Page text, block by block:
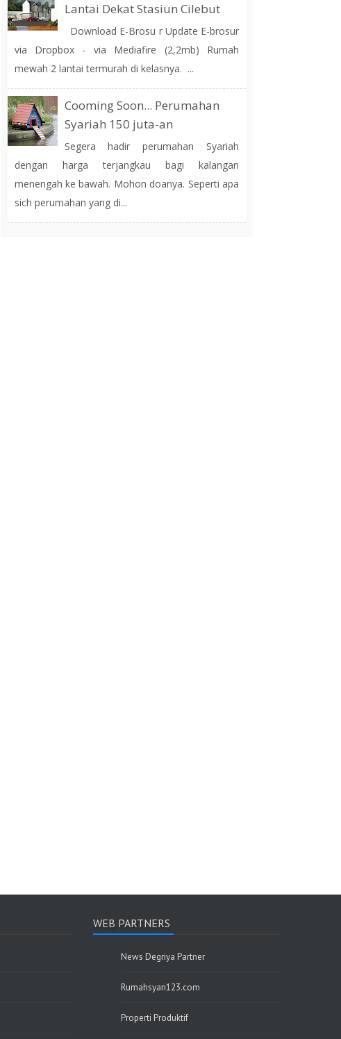
Lantai Dekat Stasiun Cilebut
Download E-Brosu r Update E-brosur
via Dropbox - via Mediafire (2,2mb) Rumah
mewah 2 lantai termurah di kelasnya. ...
Cooming Soon... Perumahan
Syariah 150 juta-an
Segera hadir perumahan Syariah
dengan harga terjangkau bagi kalangan
menengah ke bawah. Mohon doanya. Seperti apa
sich perumahan yang di...
WEB PARTNERS
News Degriya Partner
Rumahsyari123.com
Properti Produktif